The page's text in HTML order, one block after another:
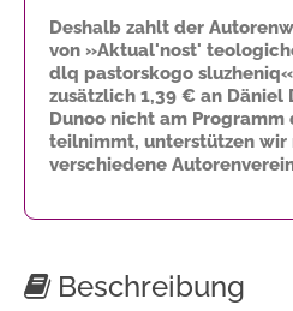
Deshalb zahlt der
von »Aktual'nost'
dlq pastorskogo
zusätzlich 1,39 € an Däniel
Dunoo nicht am
teilnimmt, unterstützen wir
verschiedene
Beschreibung